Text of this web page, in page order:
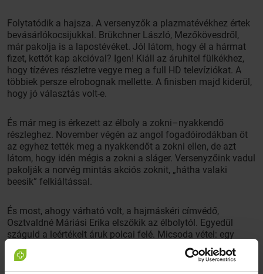
Folytatódik a hajsza. A versenyzők a plazmatévékhez értek
bevásárlókocsijukkal. Brükchner László, Mezőkövesdről,
már pakolja is a lapostévéket. Jól látom, hogy él a hármat
fizet, kettőt kap akcióval? Igen! Kiáll az áruhitel fülkékhez,
hogy tízéves részletre vegye meg a full HD televíziókat. A
többiek persze elrobognak mellette. A finisben majd kiderül,
hogy jó választás volt-e.
És már meg is érkezett az élboly a zokni–nyakkendő
részleghez. November végén az angol fogadóirodákban öt
az egyhez tették meg a nyakkendőt a zokni ellen, de azt
látom, hogy idén mégis a zokni a sláger. Versenyzőink vadul
pakolják a norvég mintás akciós zoknit, „hátha valaki
beesik” felkiáltással.
És most, ahogy várható volt, a hajmáskéri címvédő,
Osztvaldné Máriási Erika elszökik az élbolytól. Egyedül
száguld a leértékelt áruk polcai felé. Micsoda vétel: egy
huszonöt kilós műmárvány szemüvegtok a nagyapának.
Párját ritkítja, hiszen nemcsak színét váltja, ha bedugjuk a
konnektorba, de el is zenéli a Mennyből az angyal kezdetű